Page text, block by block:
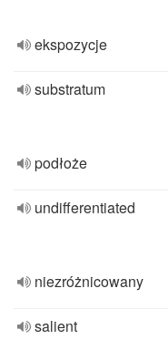
ekspozycje
substratum
podłoże
undifferentiated
niezróżnicowany
salient